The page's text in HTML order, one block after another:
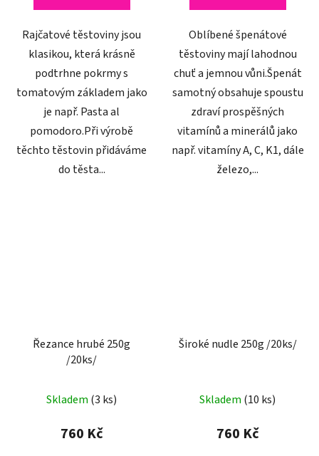
Rajčatové těstoviny jsou
klasikou, která krásně
podtrhne pokrmy s
tomatovým základem jako
je např. Pasta al
pomodoro.Při výrobě
těchto těstovin přidáváme
do těsta...
Oblíbené špenátové
těstoviny mají lahodnou
chuť a jemnou vůni.Špenát
samotný obsahuje spoustu
zdraví prospěšných
vitamínů a minerálů jako
např. vitamíny A, C, K1, dále
železo,...
Řezance hrubé 250g
/20ks/
Skladem (3 ks)
760 Kč
Široké nudle 250g /20ks/
hodnocení
produktu
Skladem (10 ks)
760 Kč